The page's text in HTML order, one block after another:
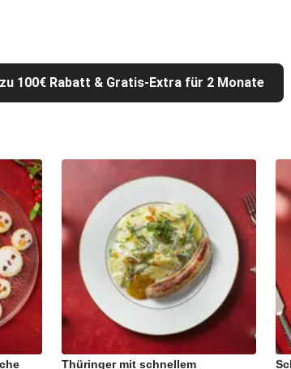
100€ Rabatt & Gratis-Extra für 2 Monate
Thüringer mit schnellem